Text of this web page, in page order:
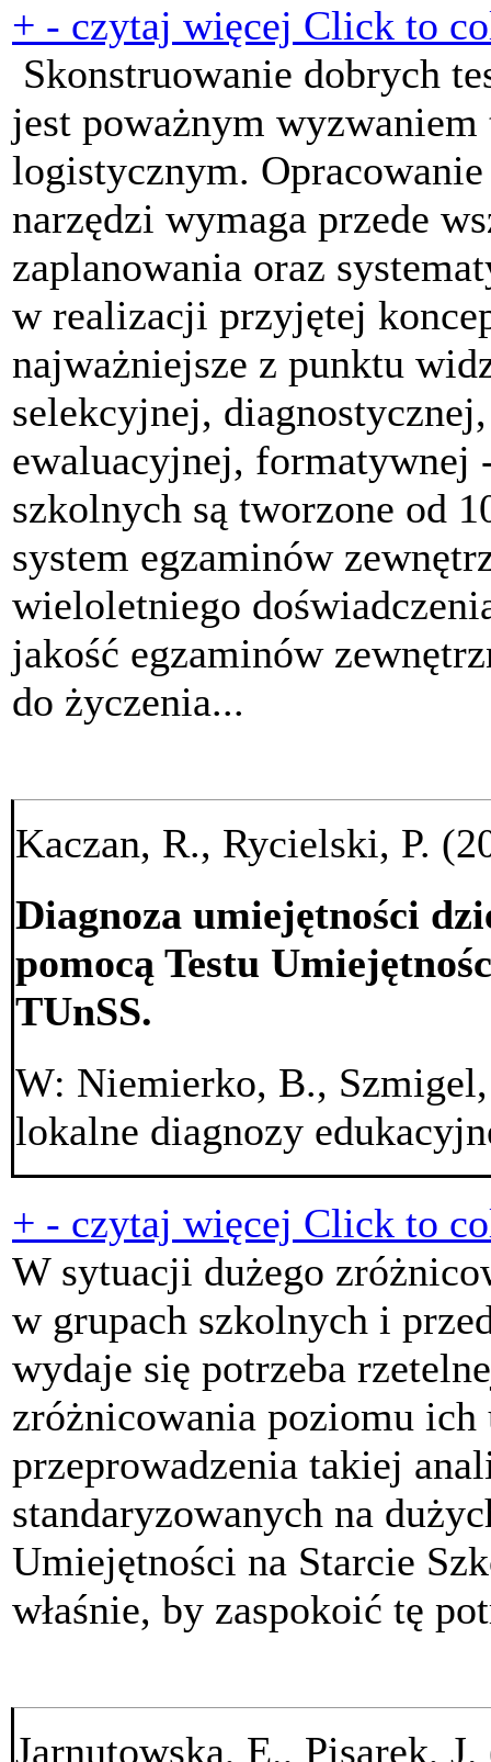
+ - czytaj więcej Click to
Skonstruowanie dobrych
jest poważnym
logistycznym.
narzędzi wymaga przede
zaplanowania oraz
w realizacji przyjętej
najważniejsze z punktu
selekcyjnej, diagnostycznej,
ewaluacyjnej, formatywnej
szkolnych są tworzone od
system egzaminów
wieloletniego
jakość egzaminów
do życzenia...
Kaczan, R., Rycielski, P.
Diagnoza umiejętności
pomocą Testu
TUnSS.
W: Niemierko, B.,
lokalne diagnozy
+ - czytaj więcej Click to
W sytuacji dużego
w grupach szkolnych i
wydaje się potrzeba
zróżnicowania poziomu
przeprowadzenia takiej
standaryzowanych na
Umiejętności na Starcie
właśnie, by zaspokoić tę
Jarnutowska, E., Pisarek,